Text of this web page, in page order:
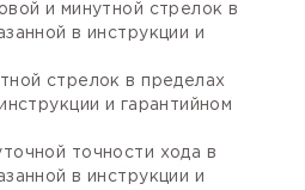
и минутной стрелок в
в инструкции и
стрелок в пределах
и гарантийном
точности хода в
в инструкции и